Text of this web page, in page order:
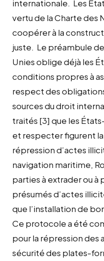
internationale. Les
vertu de la Charte des
coopérer à la
juste. Le préambule
Unies oblige déjà les
conditions propres à
respect des
sources du droit
traités [3] que les
et respecter figurent
répression d’actes
navigation maritime,
parties à extrader ou à
présumés d’actes
que l’installation de
Ce protocole a été
pour la répression des
sécurité des plates-